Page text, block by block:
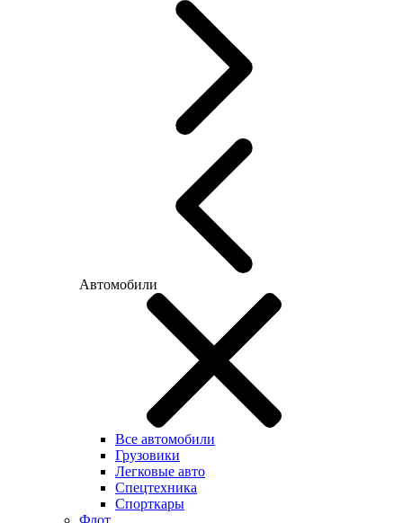
Автомобили
Все автомобили
Грузовики
Легковые авто
Спецтехника
Спорткары
Флот